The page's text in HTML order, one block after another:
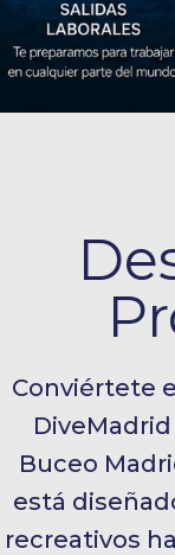
Conviértete
Buceo
está
recreativos